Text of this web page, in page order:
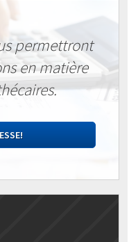
permettront
en matière